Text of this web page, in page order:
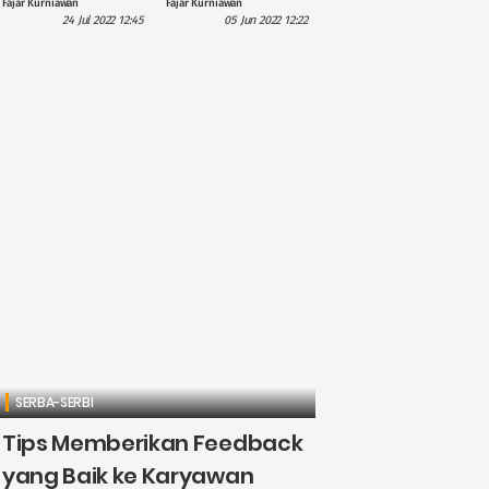
Challenge di
Fajar Kurniawan
24 Jul 2022 12:45
Berbahaya di
Fajar Kurniawan
05 Jun 2022 12:22
SERBA-SERBI
Tips Memberikan Feedback
yang Baik ke Karyawan